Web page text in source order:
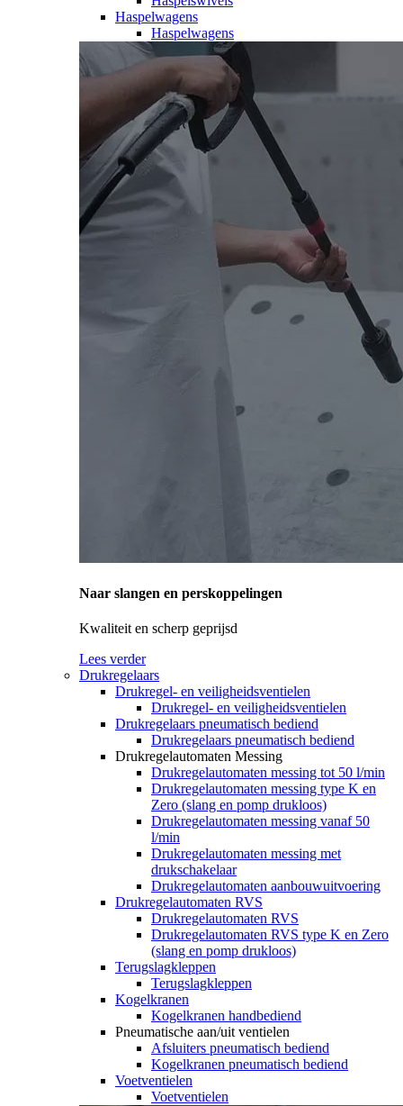
Haspelwagens
Haspelwagens
Naar slangen en perskoppelingen
Kwaliteit en scherp geprijsd
Lees verder
Drukregelaars
Drukregel- en veiligheidsventielen
Drukregel- en veiligheidsventielen
Drukregelaars pneumatisch bediend
Drukregelaars pneumatisch bediend
Drukregelautomaten Messing
Drukregelautomaten messing tot 50 l/min
Drukregelautomaten messing type K en
Zero (slang en pomp drukloos)
Drukregelautomaten messing vanaf 50
l/min
Drukregelautomaten messing met
drukschakelaar
Drukregelautomaten aanbouwuitvoering
Drukregelautomaten RVS
Drukregelautomaten RVS
Drukregelautomaten RVS type K en Zero
(slang en pomp drukloos)
Terugslagkleppen
Terugslagkleppen
Kogelkranen
Kogelkranen handbediend
Pneumatische aan/uit ventielen
Afsluiters pneumatisch bediend
Kogelkranen pneumatisch bediend
Voetventielen
Voetventielen